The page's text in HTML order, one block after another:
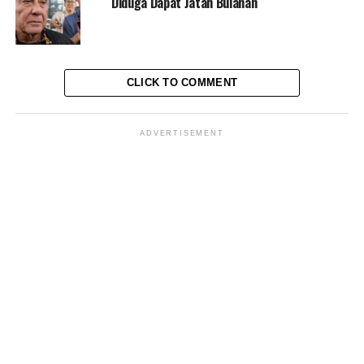
Setelah mendapat permintaan itu, Rita pun mengikuti
apa yang diperintahkan Azis kepadanya untuk
CLICK TO COMMENT
ADVERTISEMENT